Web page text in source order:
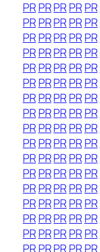
PRPRPRPRPR
PRPRPRPRPR
PRPRPRPRPR
PRPRPRPRPR
PRPRPRPRPR
PRPRPRPRPR
PRPRPRPRPR
PRPRPRPRPR
PRPRPRPRPR
PRPRPRPRPR
PRPRPRPRPR
PRPRPRPRPR
PRPRPRPRPR
PRPRPRPRPR
PRPRPRPRPR
PRPRPRPRPR
PRPRPRPRPR